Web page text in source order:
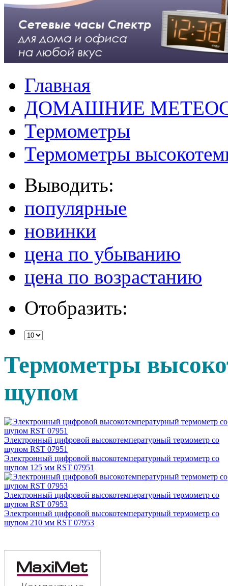
Главная
ДОМАШНИЕ
Термометры
Термометры
Выводить:
популярные
новинки
цена по убыванию
цена по возрастанию
Отобразить:
Термометры
щупом
Электронный цифровой высокотемпературный термометр со
щупом RST 07951
Электронный цифровой высокотемпературный термометр со
щупом 125 мм RST 07951
Электронный цифровой высокотемпературный термометр со
щупом RST 07953
Электронный цифровой высокотемпературный термометр со
щупом 210 мм RST 07953